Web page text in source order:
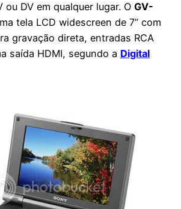
ou DV em qualquer lugar. O GV-
tela LCD widescreen de 7” com
gravação direta, entradas RCA
saída HDMI, segundo a Digital